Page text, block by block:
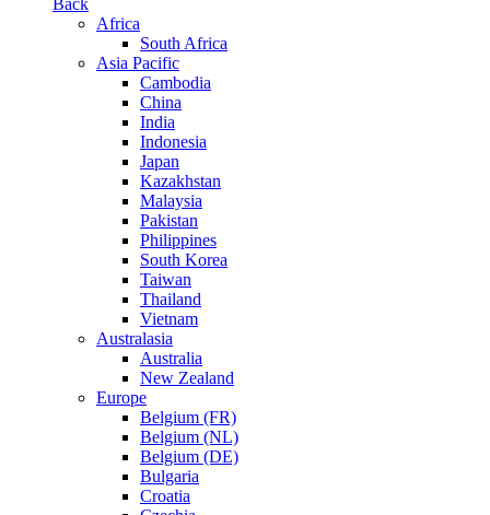
Back
Africa
South Africa
Asia Pacific
Cambodia
China
India
Indonesia
Japan
Kazakhstan
Malaysia
Pakistan
Philippines
South Korea
Taiwan
Thailand
Vietnam
Australasia
Australia
New Zealand
Europe
Belgium (FR)
Belgium (NL)
Belgium (DE)
Bulgaria
Croatia